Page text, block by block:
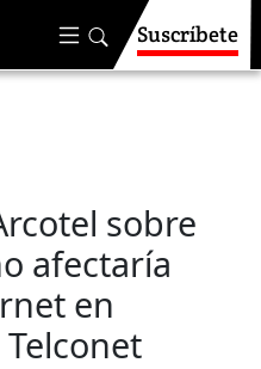
Suscríbete
sobre
afectaría
en